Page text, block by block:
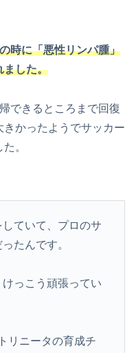
時に「悪性リンパ腫」
ました。
できるところまで回復
かったようでサッカー
。
ていて、プロのサ
たんです。
っこう頑張ってい
リニータの育成チ